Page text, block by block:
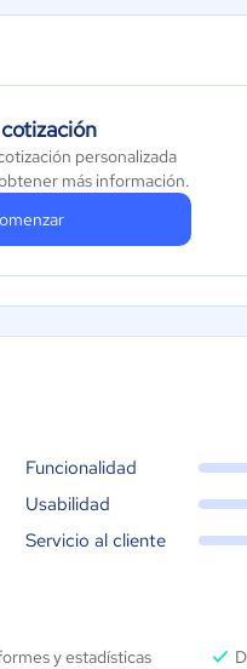
personalizada
más información.
Funcionalidad
Usabilidad
Servicio al cliente
y estadísticas